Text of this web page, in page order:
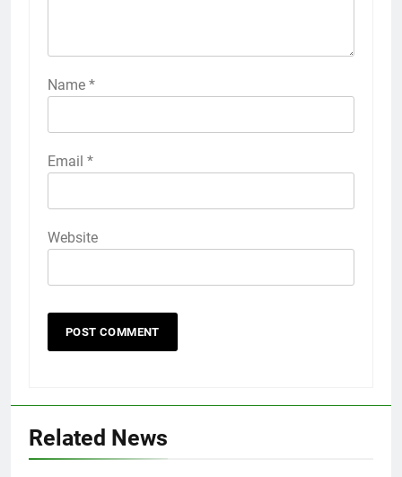
Name *
Email *
Website
Related News